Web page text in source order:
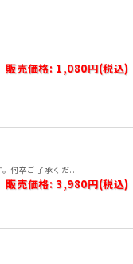
販売価格: 1,080円(税込)
何卒ご了承くだ..
販売価格: 3,980円(税込)